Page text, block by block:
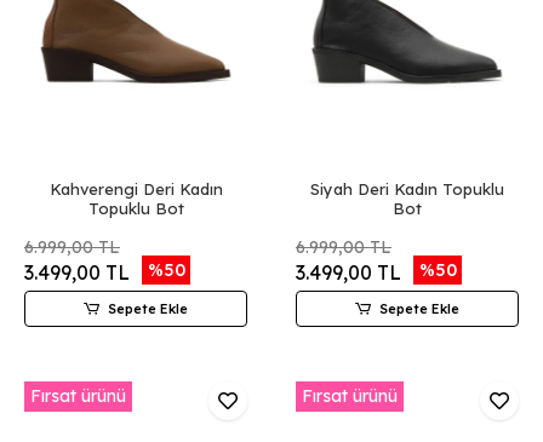
Kahverengi Deri Kadın
Topuklu Bot
6.999,00 TL
3.499,00 TL %50
Sepete Ekle
Siyah Deri Kadın Topuklu
Bot
6.999,00 TL
3.499,00 TL %50
Sepete Ekle
Fırsat ürünü Fırsat ürünü